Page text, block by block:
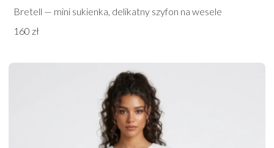
Bretell — mini sukienka, delikatny szyfon na wesele
160 zł